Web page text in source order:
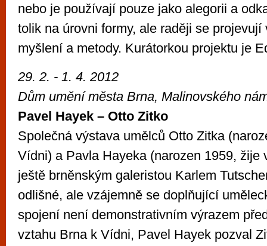
nebo je používají pouze jako alegorii a
tolik na úrovni formy, ale raději se projevují
myšlení a metody. Kurátorkou projektu je
29. 2. - 1. 4. 2012
Dům umění města Brna, Malinovského
Pavel Hayek – Otto Zitko
Společná výstava umělců Otto Zitka
Vídni) a Pavla Hayeka (narozen 1959, žije
ještě brněnským galeristou Karlem
odlišné, ale vzájemně se doplňující
spojení není demonstrativním výrazem
vztahu Brna k Vídni, Pavel Hayek pozval